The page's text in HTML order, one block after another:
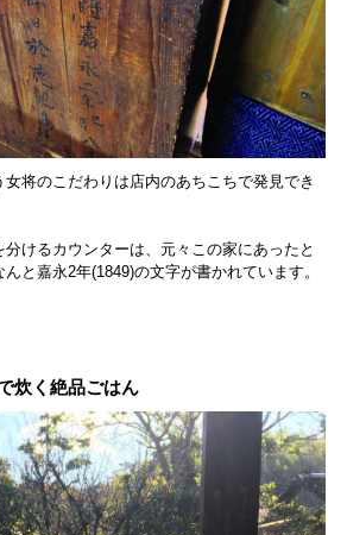
将のこだわりは店内のあちこちで発見でき
けるカウンターは、元々この家にあったと
と嘉永2年(1849)の文字が書かれています。
炊く絶品ごはん